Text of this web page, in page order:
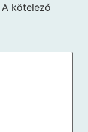
A kötelező